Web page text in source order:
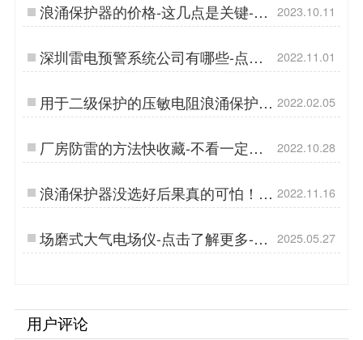
浪涌保护器的价格-这几点是关键-易
造防雷…
2023.10.11
深圳雷电预警系统公司有哪些-点击
告诉你答案【杭州易造】…
2022.11.01
用于二级保护的压敏电阻浪涌保护
器-详情介绍【杭州易造】…
2022.02.05
厂房防雷的方法快收藏-不看一定后
悔【易造防雷】…
2022.10.28
浪涌保护器没选好后果真的可怕！
【易造防雷】…
2022.11.16
场磨式大气电场仪-点击了解更多-易
造…
2025.05.27
用户评论